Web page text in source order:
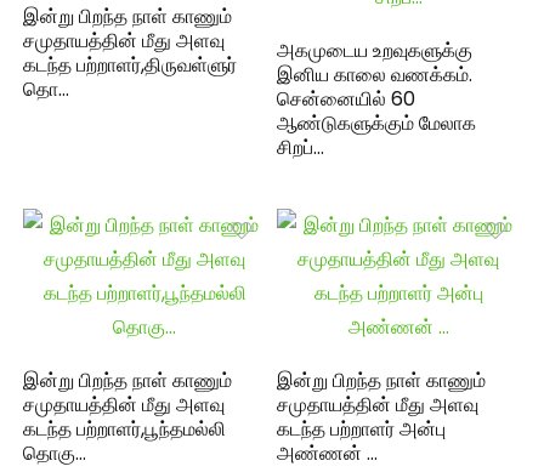
இன்று பிறந்த நாள் காணும்
சமுதாயத்தின் மீது அளவு
கடந்த பற்றாளர்,திருவள்ளுர்
தொ…
அகமுடைய உறவுகளுக்கு
இனிய காலை வணக்கம்.
சென்னையில் 60
ஆண்டுகளுக்கும் மேலாக
சிறப்…
இன்று பிறந்த நாள் காணும்
சமுதாயத்தின் மீது அளவு
கடந்த பற்றாளர்,பூந்தமல்லி
தொகு…
இன்று பிறந்த நாள் காணும்
சமுதாயத்தின் மீது அளவு
கடந்த பற்றாளர் அன்பு
அண்ணன் …